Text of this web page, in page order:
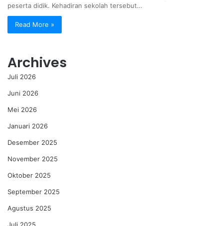
peserta didik. Kehadiran sekolah tersebut…
Read More »
Archives
Juli 2026
Juni 2026
Mei 2026
Januari 2026
Desember 2025
November 2025
Oktober 2025
September 2025
Agustus 2025